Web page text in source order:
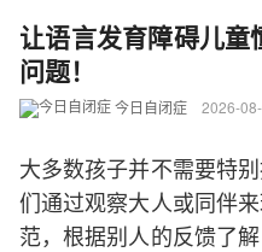
让语言发育障碍儿
问题！
今日自闭症 2026-
大多数孩子并不需要特
们通过观察大人或同伴
范，根据别人的反馈了